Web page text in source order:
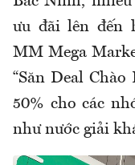
ưu đãi lên đến
MM Mega
“Săn Deal
50% cho các
như nước giải